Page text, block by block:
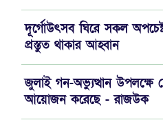
দূর্গোউৎসব ঘিরে সকল
প্রস্তুত থাকার আহ্বান
জুলাই গন-অভ্যুত্থান
আয়োজন করেছে - রাজউক